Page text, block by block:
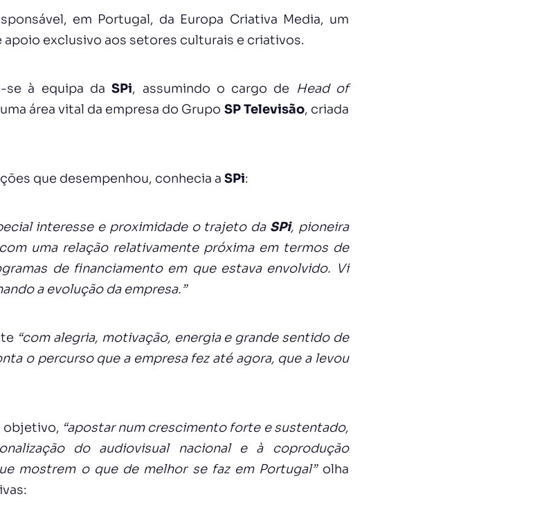
em Portugal, da Europa Criativa Media, um
apoio exclusivo aos setores culturais e criativos.
se à equipa da SPi, assumindo o cargo de Head of
área vital da empresa do Grupo SP Televisão, criada
que desempenhou, conhecia aSPi:
interesse e proximidade o trajeto da SPi, pioneira
uma relação relativamente próxima em termos de
de financiamento em que estava envolvido. Vi
a evolução da empresa.”
“com alegria, motivação, energia e grande sentido de
o percurso que a empresa fez até agora, que a levou
objetivo, “apostar num crescimento forte e sustentado,
do audiovisual nacional e à coprodução
mostrem o que de melhor se faz em Portugal”olha